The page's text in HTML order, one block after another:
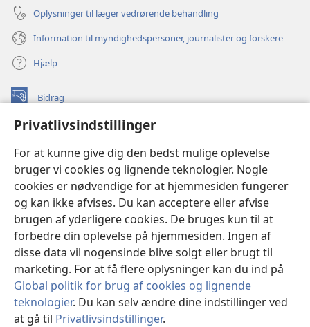
Privatlivsindstillinger
For at kunne give dig den bedst mulige oplevelse
bruger vi cookies og lignende teknologier. Nogle
cookies er nødvendige for at hjemmesiden fungerer
og kan ikke afvises. Du kan acceptere eller afvise
brugen af yderligere cookies. De bruges kun til at
forbedre din oplevelse på hjemmesiden. Ingen af
disse data vil nogensinde blive solgt eller brugt til
marketing. For at få flere oplysninger kan du ind på
Global politik for brug af cookies og lignende
teknologier. Du kan selv ændre dine indstillinger ved
at gå til Privatlivsindstillinger.
Oplysninger til læger vedrørende behandling
Information til myndighedspersoner, journalister og forskere
Hjælp
Bidrag
(åbner
vindue)Watchtower ONLINE LIBRARY™
nyt
vindue)JW Hub
(åbner
nyt
vindue)JW Library
Watchtower Library
Copyright© 2026 Watch Tower Bible and Tract Society of Pennsylvania.
ANVENDELSESVILKÅR